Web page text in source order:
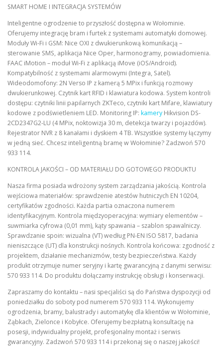
SMART HOME I INTEGRACJA SYSTEMÓW
Inteligentne ogrodzenie to przyszłość dostępna w Wołominie.
Oferujemy integrację bram i furtek z systemami automatyki domowej.
Moduły Wi-Fi i GSM: Nice OXI z dwukierunkową komunikacją –
sterowanie SMS, aplikacja Nice Oper, harmonogramy, powiadomienia.
FAAC iMotion – moduł Wi-Fi z aplikacją iMove (iOS/Android).
Kompatybilność z systemami alarmowymi (Integra, Satel).
Wideodomofony: 2N Verso IP z kamerą 5 MPix i funkcją rozmowy
dwukierunkowej. Czytnik kart RFID i klawiatura kodowa. System kontroli
dostępu: czytniki linii papilarnych ZKTeco, czytniki kart Mifare, klawiatury
kodowe z podświetleniem LED. Monitoring IP: kamery Hikvision DS-
2CD2347G2-LU (4 MPix, noktowizja 30 m, detekcja twarzy i pojazdów).
Rejestrator NVR z 8 kanałami i dyskiem 4 TB. Wszystkie systemy łączymy
w jedną sieć. Chcesz inteligentną bramę w Wołominie? Zadzwoń 570
933 114.
KONTROLA JAKOŚCI – OD MATERIAŁU DO GOTOWEGO PRODUKTU
Nasza firma posiada wdrożony system zarządzania jakością. Kontrola
wejściowa materiałów: sprawdzenie atestów hutniczych EN 10204,
certyfikatów zgodności. Każda partia oznaczona numerem
identyfikacyjnym. Kontrola międzyoperacyjna: wymiary elementów –
suwmiarka cyfrowa (0,01 mm), kąty spawania – szablon spawalniczy.
Sprawdzanie spoin: wizualna (VT) według PN-EN ISO 5817, badania
nieniszczące (UT) dla konstrukcji nośnych. Kontrola końcowa: zgodność z
projektem, działanie mechanizmów, testy bezpieczeństwa. Każdy
produkt otrzymuje numer seryjny i kartę gwarancyjną z danymi serwisu:
570 933 114. Do produktu dołączamy instrukcję obsługi i konserwacji.
Zapraszamy do kontaktu – nasi specjaliści są do Państwa dyspozycji od
poniedziałku do soboty pod numerem 570 933 114. Wykonujemy
ogrodzenia, bramy, balustrady i automatykę dla klientów w Wołominie,
Ząbkach, Zielonce i Kobyłce. Oferujemy bezpłatną konsultację na
posesji, indywidualny projekt, profesjonalny montaż i serwis
gwarancyjny. Zadzwoń 570 933 114 i przekonaj się o naszej jakości!